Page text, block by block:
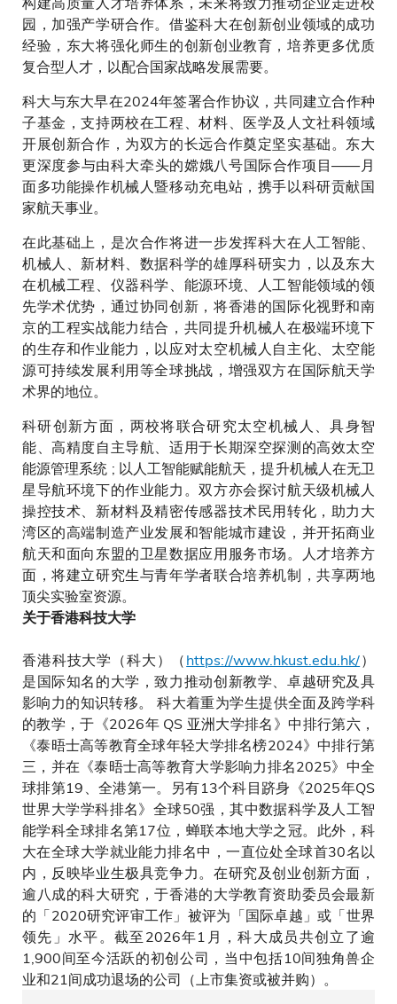
园，加强产学研合作。借鉴科大在创新创业领域的成功
经验，东大将强化师生的创新创业教育，培养更多优质
复合型人才，以配合国家战略发展需要。
科大与东大早在2024年签署合作协议，共同建立合作种
子基金，支持两校在工程、材料、医学及人文社科领域
开展创新合作，为双方的长远合作奠定坚实基础。东大
更深度参与由科大牵头的嫦娥八号国际合作项目——月
面多功能操作机械人暨移动充电站，携手以科研贡献国
家航天事业。
在此基础上，是次合作将进一步发挥科大在人工智能、
机械人、新材料、数据科学的雄厚科研实力，以及东大
在机械工程、仪器科学、能源环境、人工智能领域的领
先学术优势，通过协同创新，将香港的国际化视野和南
京的工程实战能力结合，共同提升机械人在极端环境下
的生存和作业能力，以应对太空机械人自主化、太空能
源可持续发展利用等全球挑战，增强双方在国际航天学
术界的地位。
科研创新方面，两校将联合研究太空机械人、具身智
能、高精度自主导航、适用于长期深空探测的高效太空
能源管理系统 ; 以人工智能赋能航天，提升机械人在无卫
星导航环境下的作业能力。双方亦会探讨航天级机械人
操控技术、新材料及精密传感器技术民用转化，助力大
湾区的高端制造产业发展和智能城市建设，并开拓商业
航天和面向东盟的卫星数据应用服务市场。人才培养方
面，将建立研究生与青年学者联合培养机制，共享两地
顶尖实验室资源。
关于香港科技大学
香港科技大学（科大）（https://www.hkust.edu.hk/）
是国际知名的大学，致力推动创新教学、卓越研究及具
影响力的知识转移。 科大着重为学生提供全面及跨学科
的教学，于《2026年 QS 亚洲大学排名》中排行第六，
《泰晤士高等教育全球年轻大学排名榜2024》中排行第
三，并在《泰晤士高等教育大学影响力排名2025》中全
球排第19、全港第一。另有13个科目跻身《2025年QS
世界大学学科排名》全球50强，其中数据科学及人工智
能学科全球排名第17位，蝉联本地大学之冠。此外，科
大在全球大学就业能力排名中，一直位处全球首30名以
内，反映毕业生极具竞争力。在研究及创业创新方面，
逾八成的科大研究，于香港的大学教育资助委员会最新
的「2020研究评审工作」被评为「国际卓越」或「世界
领先」水平。截至2026年1月，科大成员共创立了逾
1,900间至今活跃的初创公司，当中包括10间独角兽企
业和21间成功退场的公司（上市集资或被并购）。